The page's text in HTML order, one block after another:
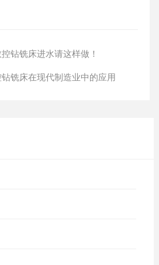
钻铣床进水请这样做！
铣床在现代制造业中的应用